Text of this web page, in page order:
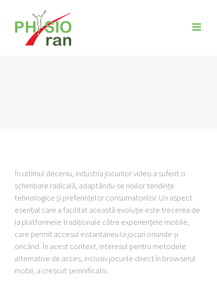
springen
În ultimul deceniu, industria jocurilor video a suferit o
schimbare radicală, adaptându-se noilor tendințe
tehnologice și preferințelor consumatorilor. Un aspect
esențial care a facilitat această evoluție este trecerea de
la platformele tradiționale către experiențele mobile,
care permit accesul instantaneu la jocuri oriunde și
oricând. În acest context, interesul pentru metodele
alternative de acces, inclusiv jocurile direct în browserul
mobil, a crescut semnificativ.